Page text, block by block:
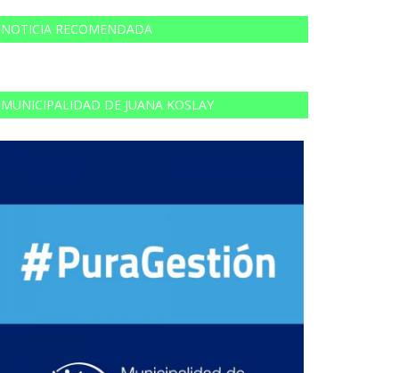
NOTICIA RECOMENDADA
MUNICIPALIDAD DE JUANA KOSLAY